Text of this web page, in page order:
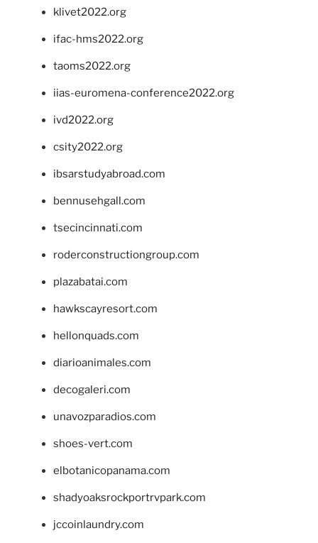
klivet2022.org
ifac-hms2022.org
taoms2022.org
iias-euromena-conference2022.org
ivd2022.org
csity2022.org
ibsarstudyabroad.com
bennusehgall.com
tsecincinnati.com
roderconstructiongroup.com
plazabatai.com
hawkscayresort.com
hellonquads.com
diarioanimales.com
decogaleri.com
unavozparadios.com
shoes-vert.com
elbotanicopanama.com
shadyoaksrockportrvpark.com
jccoinlaundry.com